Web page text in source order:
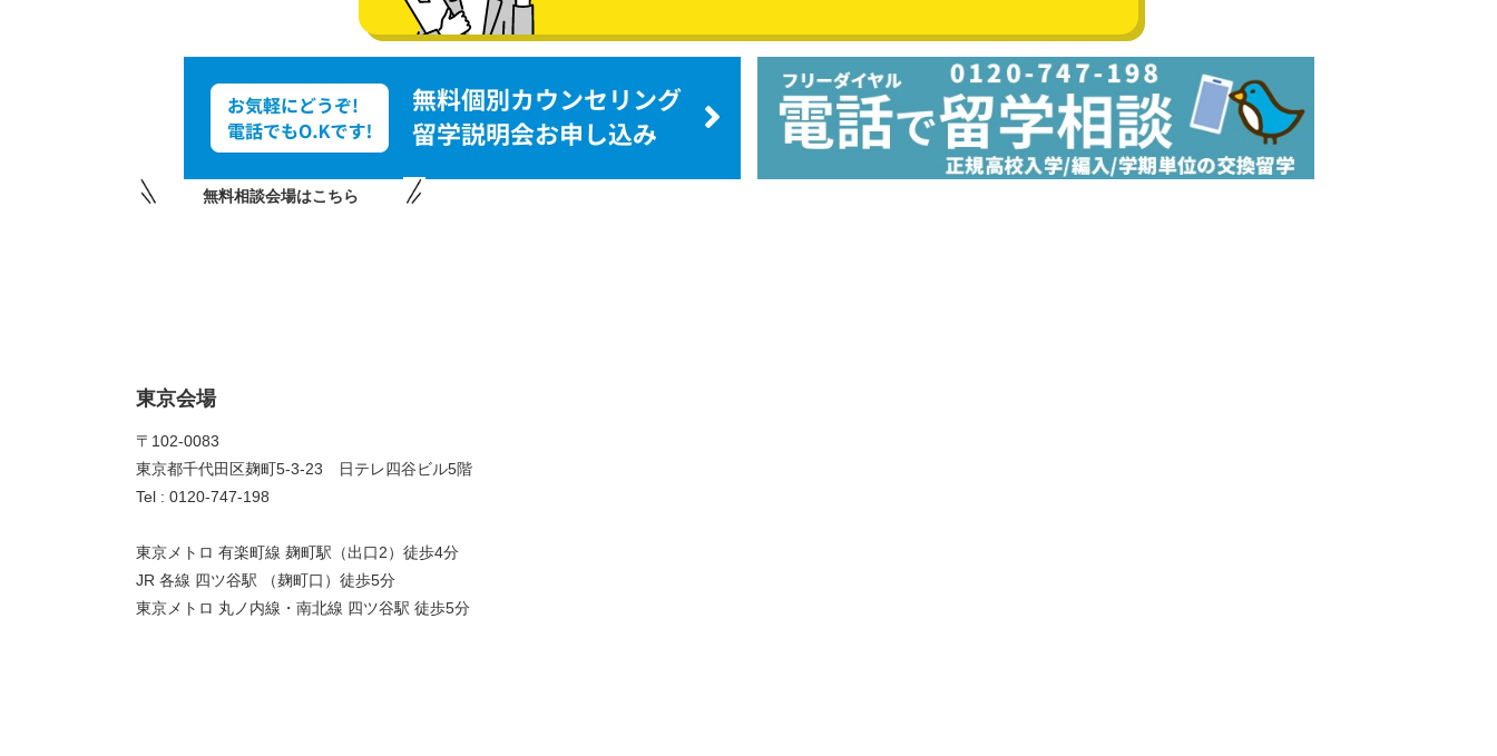
無料相談会場はこちら
東京会場
〒102-0083
東京都千代田区麹町5-3-23 日テレ四谷ビル5階
Tel : 0120-747-198
東京メトロ 有楽町線 麹町駅（出口2）徒歩4分
JR 各線 四ツ谷駅 （麹町口）徒歩5分
東京メトロ 丸ノ内線・南北線 四ツ谷駅 徒歩5分